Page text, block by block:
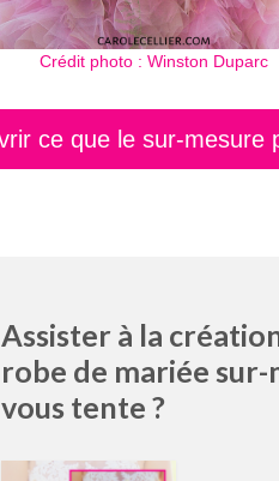
Crédit photo : Winston Duparc
ce que le sur-mesure
Assister à la
robe de mariée sur-
vous tente ?